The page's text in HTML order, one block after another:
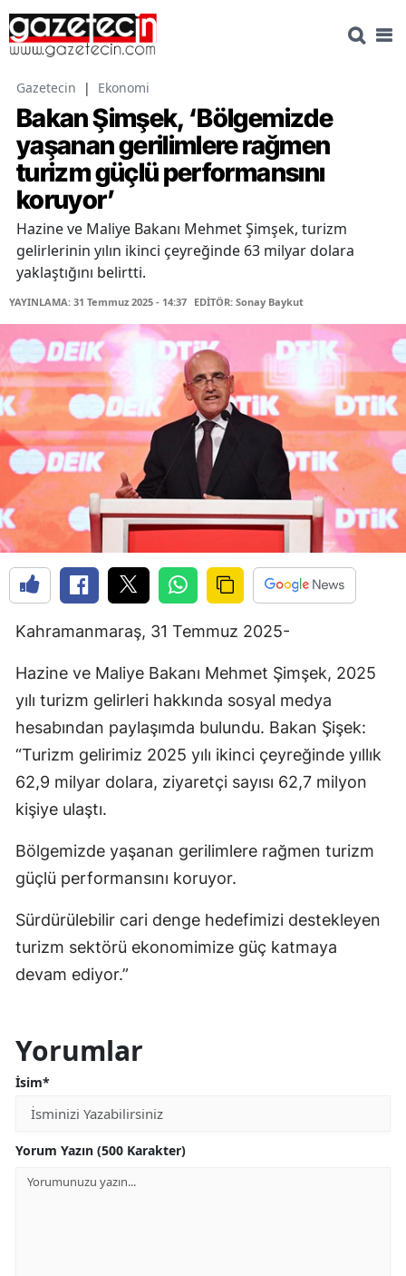
Gazetecin | Ekonomi
Bakan Şimşek, ‘Bölgemizde
yaşanan gerilimlere rağmen
turizm güçlü performansını
koruyor’
Hazine ve Maliye Bakanı Mehmet Şimşek, turizm
gelirlerinin yılın ikinci çeyreğinde 63 milyar dolara
yaklaştığını belirtti.
YAYINLAMA: 31 Temmuz 2025 - 14:37 EDİTÖR: Sonay Baykut
Kahramanmaraş, 31 Temmuz 2025-
Hazine ve Maliye Bakanı Mehmet Şimşek, 2025
yılı turizm gelirleri hakkında sosyal medya
hesabından paylaşımda bulundu. Bakan Şişek:
“Turizm gelirimiz 2025 yılı ikinci çeyreğinde yıllık
62,9 milyar dolara, ziyaretçi sayısı 62,7 milyon
kişiye ulaştı.
Bölgemizde yaşanan gerilimlere rağmen turizm
güçlü performansını koruyor.
Sürdürülebilir cari denge hedefimizi destekleyen
turizm sektörü ekonomimize güç katmaya
devam ediyor.”
Yorumlar
İsim*
Yorum Yazın (500 Karakter)